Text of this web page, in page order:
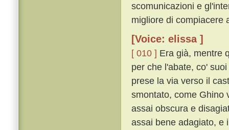
scomunicazioni e
migliore di compiacere
[Voice: elissa ]
[ 010 ] Era già, mentre
per che l'abate, co'
prese la via verso il
smontato, come Ghino
assai obscura e
assai bene adagiato, e